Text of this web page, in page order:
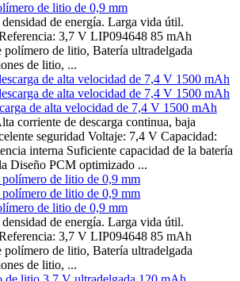
de litio de 0,9 mm
de energía. Larga vida útil.
3,7 V LIP094648 85 mAh
polímero de litio, Batería ultradelgada
de litio, ...
de alta velocidad de 7,4 V 1500 mAh
corriente de descarga continua, baja
seguridad Voltaje: 7,4 V Capacidad:
interna Suficiente capacidad de la batería
Diseño PCM optimizado ...
de litio de 0,9 mm
de energía. Larga vida útil.
3,7 V LIP094648 85 mAh
polímero de litio, Batería ultradelgada
de litio, ...